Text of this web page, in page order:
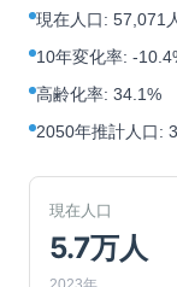
現在人口: 57,071
10年変化率: -
高齢化率: 34.1%
2050年推計人口:
現在人口
5.7万人